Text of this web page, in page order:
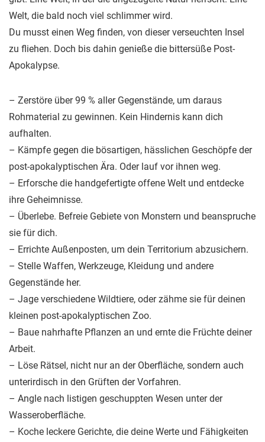
Welt, die bald noch viel schlimmer wird.
Du musst einen Weg finden, von dieser verseuchten Insel
zu fliehen. Doch bis dahin genieße die bittersüße Post-
Apokalypse.
– Zerstöre über 99 % aller Gegenstände, um daraus
Rohmaterial zu gewinnen. Kein Hindernis kann dich
aufhalten.
– Kämpfe gegen die bösartigen, hässlichen Geschöpfe der
post-apokalyptischen Ära. Oder lauf vor ihnen weg.
– Erforsche die handgefertigte offene Welt und entdecke
ihre Geheimnisse.
– Überlebe. Befreie Gebiete von Monstern und beanspruche
sie für dich.
– Errichte Außenposten, um dein Territorium abzusichern.
– Stelle Waffen, Werkzeuge, Kleidung und andere
Gegenstände her.
– Jage verschiedene Wildtiere, oder zähme sie für deinen
kleinen post-apokalyptischen Zoo.
– Baue nahrhafte Pflanzen an und ernte die Früchte deiner
Arbeit.
– Löse Rätsel, nicht nur an der Oberfläche, sondern auch
unterirdisch in den Grüften der Vorfahren.
– Angle nach listigen geschuppten Wesen unter der
Wasseroberfläche.
– Koche leckere Gerichte, die deine Werte und Fähigkeiten